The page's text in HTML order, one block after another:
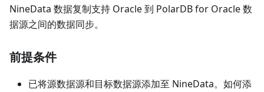
NineData 数据复制支持 Oracle 到 PolarDB for Oracle 数
据源之间的数据同步。
前提条件
已将源数据源和目标数据源添加至 NineData。如何添